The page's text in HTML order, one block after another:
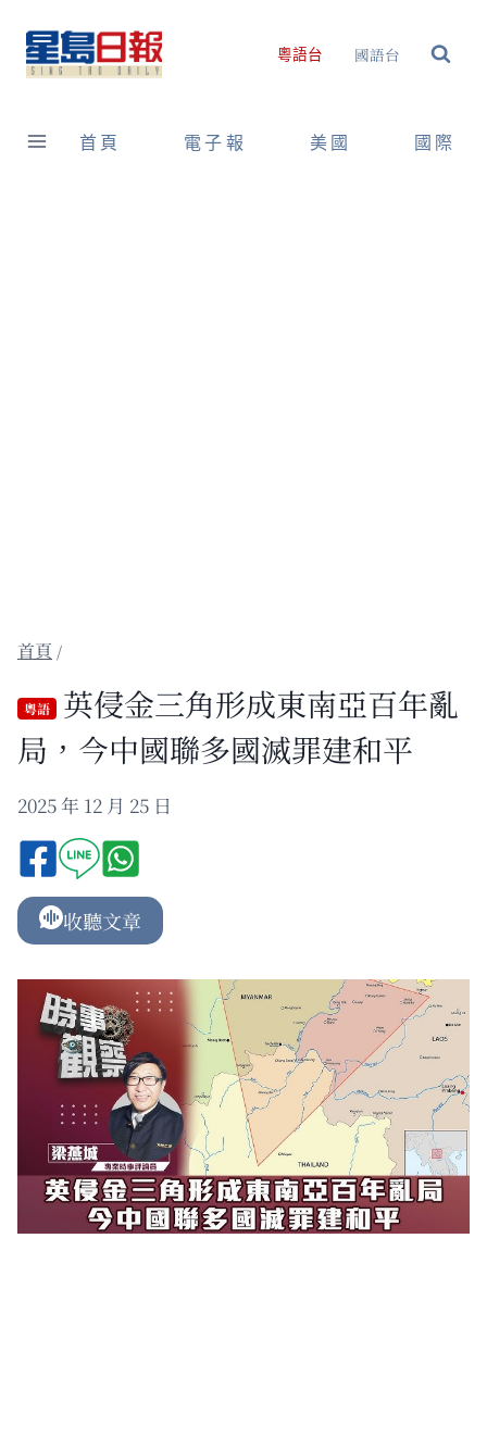
content
粵語台 國語台
首頁 電子報 美國 國際
/
粵語
英侵金三角形成東南亞百年亂
局，今中國聯多國滅罪建和平
2025 年 12 月 25 日
收聽文章